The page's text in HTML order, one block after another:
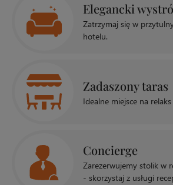
Elegancki
Zatrzymaj się w
hotelu.
Zadaszony taras
Idealne miejsce na
Concierge
Zarezerwujemy stolik w
- skorzystaj z usługi